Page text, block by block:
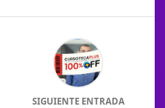
SIGUIENTE ENTRADA